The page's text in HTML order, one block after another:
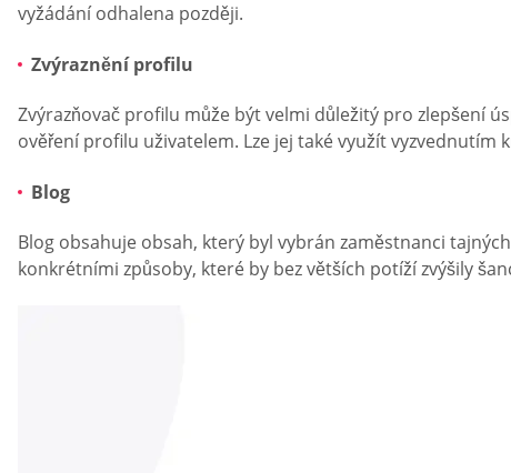
vyžádání odhalena později.
Zvýraznění profilu
Zvýrazňovač profilu může být velmi důležitý pro zlepšení
ověření profilu uživatelem. Lze jej také využít vyzvednutím
Blog
Blog obsahuje obsah, který byl vybrán zaměstnanci
konkrétními způsoby, které by bez větších potíží zvýšily